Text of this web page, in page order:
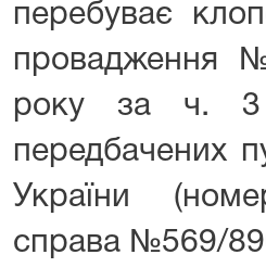
перебуває
провадження
року за ч. 3
передбачених
України
справа №569/